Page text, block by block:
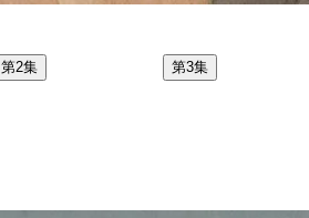
第2集 第3集